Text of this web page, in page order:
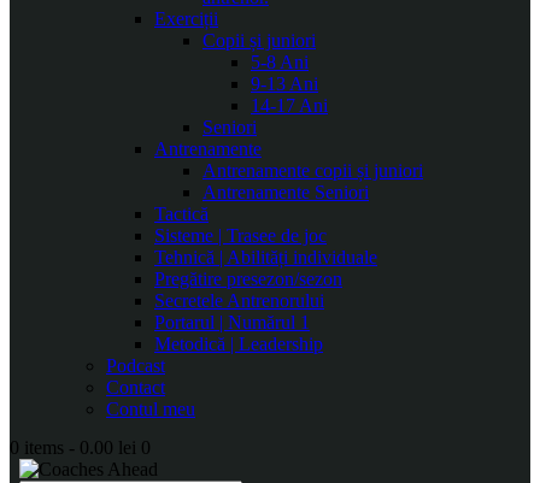
Exerciții
Copii și juniori
5-8 Ani
9-13 Ani
14-17 Ani
Seniori
Antrenamente
Antrenamente copii și juniori
Antrenamente Seniori
Tactică
Sisteme | Trasee de joc
Tehnică | Abilități individuale
Pregătire presezon/sezon
Secretele Antrenorului
Portarul | Numărul 1
Metodică | Leadership
Podcast
Contact
Contul meu
0 items - 0.00 lei 0